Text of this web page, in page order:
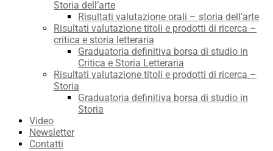
Storia dell’arte
Risultati valutazione orali – storia dell’arte
Risultati valutazione titoli e prodotti di ricerca –
critica e storia letteraria
Graduatoria definitiva borsa di studio in
Critica e Storia Letteraria
Risultati valutazione titoli e prodotti di ricerca –
Storia
Graduatoria definitiva borsa di studio in
Storia
Video
Newsletter
Contatti